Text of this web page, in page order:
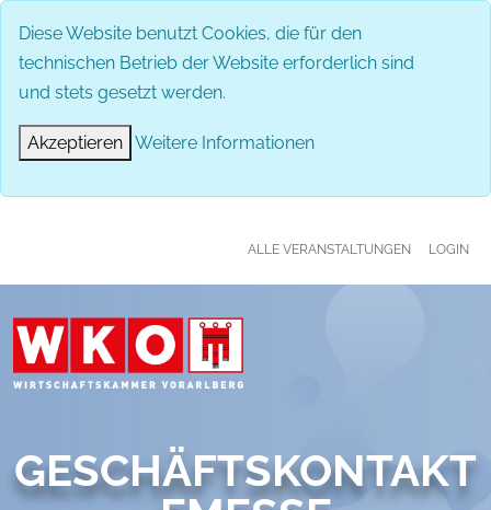
Diese Website benutzt Cookies, die für den
technischen Betrieb der Website erforderlich sind
und stets gesetzt werden.
Akzeptieren Weitere Informationen
ALLE VERANSTALTUNGEN LOGIN
GESCHÄFTSKONTAKT
MENÜ